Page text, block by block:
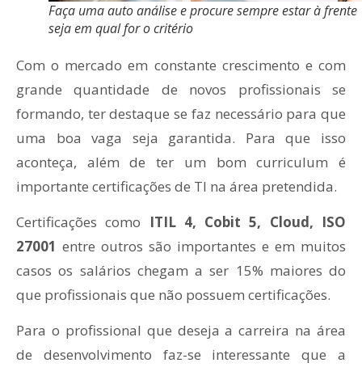
Faça uma auto análise e procure sempre estar à frente
seja em qual for o critério
Com o mercado em constante crescimento e com
grande quantidade de novos profissionais se
formando, ter destaque se faz necessário para que
uma boa vaga seja garantida. Para que isso
aconteça, além de ter um bom curriculum é
importante certificações de TI na área pretendida.
Certificações como
ITIL 4, Cobit 5, Cloud, ISO
27001 entre outros são importantes e em muitos
casos os salários chegam a ser 15% maiores do
que profissionais que não possuem certificações.
Para o profissional que deseja a carreira na área
de desenvolvimento faz-se interessante que a